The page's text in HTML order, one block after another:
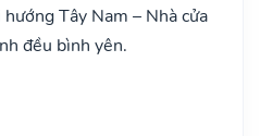
Tây Nam – Nhà cửa
đều bình yên.